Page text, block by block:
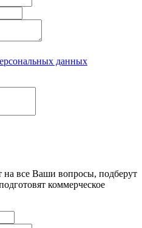
данных
все Ваши вопросы, подберут
коммерческое